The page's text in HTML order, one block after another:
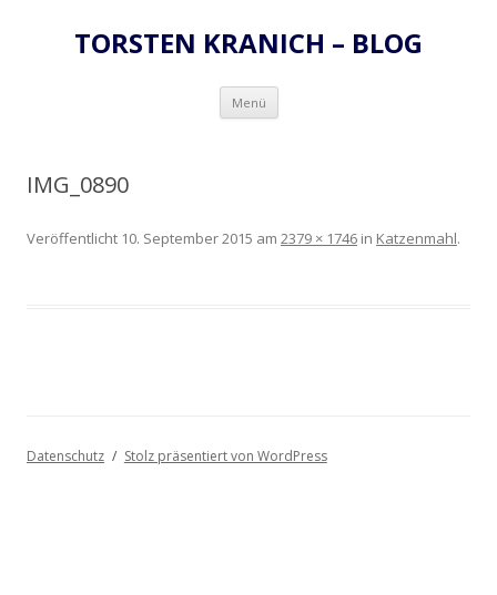
TORSTEN KRANICH – BLOG
Menü Zum
springen
IMG_0890
Veröffentlicht 10. September 2015 am 2379 × 1746 in Katzenmahl.
Datenschutz Stolz präsentiert von WordPress